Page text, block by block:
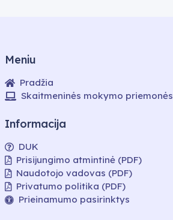
Meniu
Pradžia
Skaitmeninės mokymo priemonės
Informacija
DUK
Prisijungimo atmintinė (PDF)
Naudotojo vadovas (PDF)
Privatumo politika (PDF)
Prieinamumo pasirinktys